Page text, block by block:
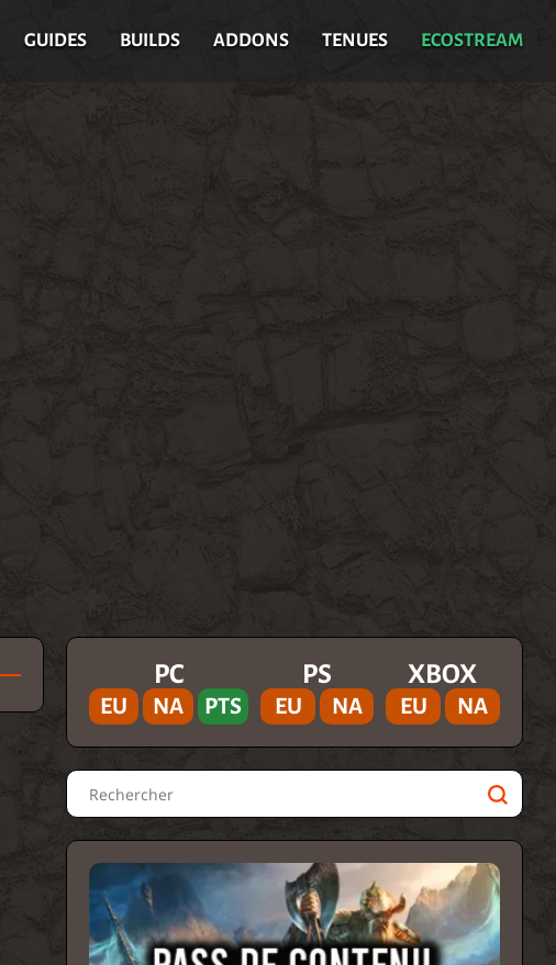
GUIDES BUILDS ADDONS TENUES ECOSTREAM
PC
EU NA PTS
PS
EU NA
XBOX
EU NA
Rechercher